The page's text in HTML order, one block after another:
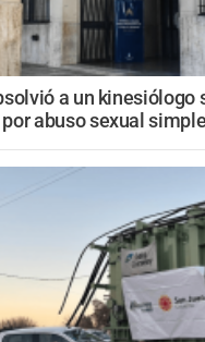
a un kinesiólogo
abuso sexual simple